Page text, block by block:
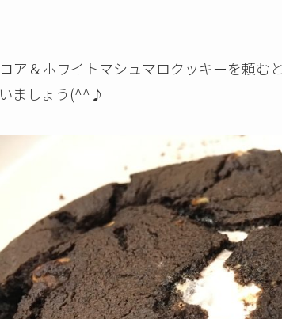
ア＆ホワイトマシュマロクッキーを頼む
ましょう(^^♪